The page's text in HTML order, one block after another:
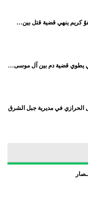
كريم ينهي قضية قتل بين…
يطوي قضية دم بين آل موسى…
الحرازي في مديرية جبل الشرق